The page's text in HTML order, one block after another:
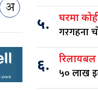
५. घरमा
गरगहना
६. रिलायबल
५० लाख